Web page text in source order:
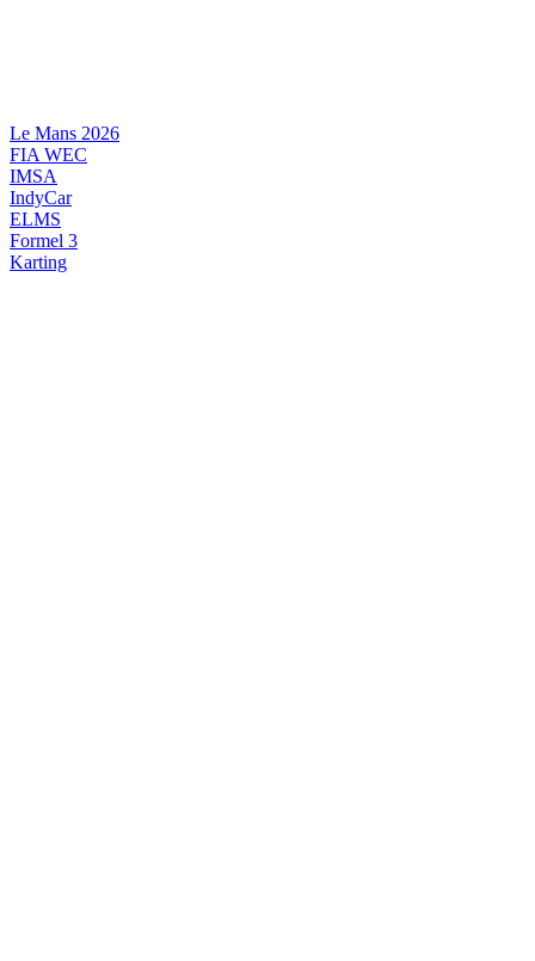
Le Mans 2026
FIA WEC
IMSA
IndyCar
ELMS
Formel 3
Karting